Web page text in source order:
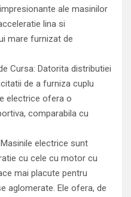
ale masinilor
lina si
mare furnizat de
Cursa: Datorita distributiei
de a furniza cuplu
electrice ofera o
comparabila cu
electrice sunt
cu cele cu motor cu
mai placute pentru
aglomerate. Ele ofera, de